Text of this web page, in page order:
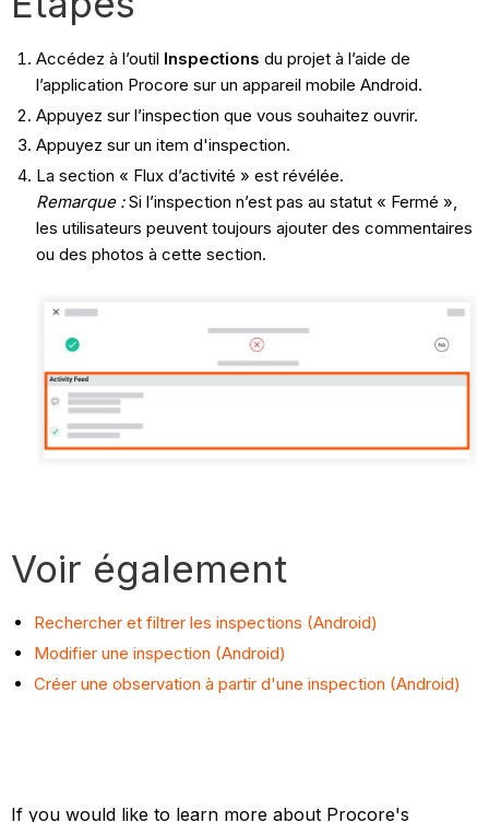
Accédez à l’outil Inspections du projet à l’aide de
l’application Procore sur un appareil mobile Android.
Appuyez sur l’inspection que vous souhaitez ouvrir.
Appuyez sur un item d'inspection.
La section « Flux d’activité » est révélée.
Remarque :Si l’inspection n’est pas au statut « Fermé »,
les utilisateurs peuvent toujours ajouter des commentaires
ou des photos à cette section.
Voir également
Rechercher et filtrer les inspections (Android)
Modifier une inspection (Android)
Créer une observation à partir d'une inspection (Android)
If you would like to learn more about Procore's